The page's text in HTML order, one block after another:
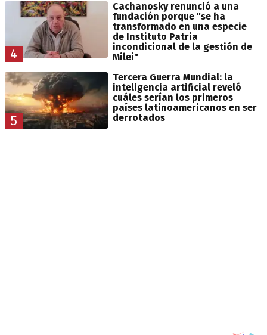
4
Cachanosky renunció a una
fundación porque "se ha
transformado en una especie
de Instituto Patria
incondicional de la gestión de
Milei"
5
Tercera Guerra Mundial: la
inteligencia artificial reveló
cuáles serían los primeros
países latinoamericanos en ser
derrotados